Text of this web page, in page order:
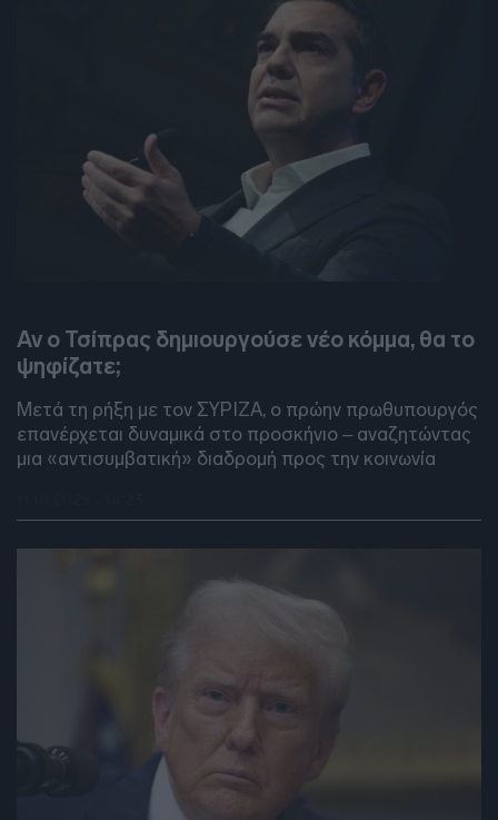
Αν ο Τσίπρας δημιουργούσε νέο κόμμα, θα το
ψηφίζατε;
Μετά τη ρήξη με τον ΣΥΡΙΖΑ, ο πρώην πρωθυπουργός
επανέρχεται δυναμικά στο προσκήνιο – αναζητώντας
μια «αντισυμβατική» διαδρομή προς την κοινωνία